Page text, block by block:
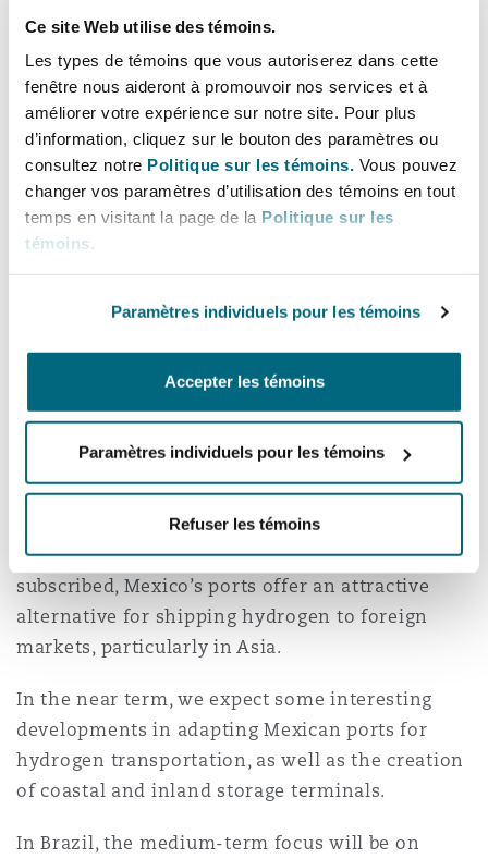
Ce site Web utilise des témoins.
Les types de témoins que vous autoriserez dans cette
fenêtre nous aideront à promouvoir nos services et à
améliorer votre expérience sur notre site. Pour plus
d’information, cliquez sur le bouton des paramètres ou
consultez notre Politique sur les témoins. Vous pouvez
changer vos paramètres d’utilisation des témoins en tout
temps en visitant la page de la Politique sur les
témoins.
Paramètres individuels pour les témoins
Accepter les témoins
Paramètres individuels pour les témoins
Refuser les témoins
Energy is prioritising the creation of a green
hydrogen regulatory framework, having
launched a three-year work plan within the
National Hydrogen Program in late August 2023.
Different draft bills on the subject are currently
being analysed by the Brazilian Congress and it
is expected that green hydrogen initiatives will
The plan aims to consolidate low-carbon
hydrogen hubs in Brazil by 2035, with the Port of
Pecém established as the country’s first such
hub.
In 2024, we anticipate investment in Mexico will
largely come from the US, as producers there
look to develop port infrastructure in northern
Mexico. With US West Coast ports currently over-
subscribed, Mexico’s ports offer an attractive
alternative for shipping hydrogen to foreign
markets, particularly in Asia.
In the near term, we expect some interesting
developments in adapting Mexican ports for
hydrogen transportation, as well as the creation
of coastal and inland storage terminals.
In Brazil, the medium-term focus will be on